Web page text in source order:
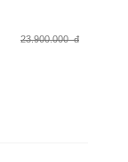
23.900.000 đ